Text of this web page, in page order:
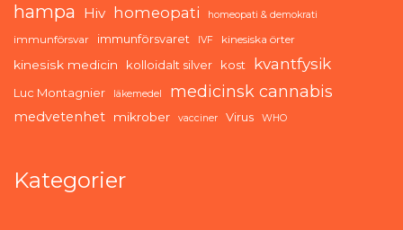
hampa Hiv homeopati homeopati & demokrati
immunförsvar immunförsvaret IVF kinesiska örter
kinesisk medicin kolloidalt silver kost kvantfysik
Luc Montagnier läkemedel medicinsk cannabis
medvetenhet mikrober vacciner Virus WHO
Kategorier